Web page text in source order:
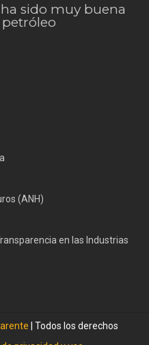
sido muy buena
(ANH)
en las Industrias
| Todos los derechos